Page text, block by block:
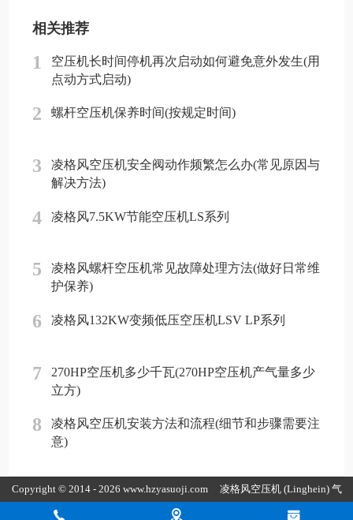
相关推荐
1
空压机长时间停机再次启动如何避免意外发生(用
点动方式启动)
2 螺杆空压机保养时间(按规定时间)
3
凌格风空压机安全阀动作频繁怎么办(常见原因与
解决方法)
4 凌格风7.5KW节能空压机LS系列
5
凌格风螺杆空压机常见故障处理方法(做好日常维
护保养)
6 凌格风132KW变频低压空压机LSV LP系列
7
270HP空压机多少千瓦(270HP空压机产气量多少
立方)
8
凌格风空压机安装方法和流程(细节和步骤需要注
意)
Copyright © 2014 - 2026 www.hzyasuoji.com 凌格风空压机 (Linghein) 气
胜智能装备（深圳）有限公司版权所有
粤ICP备2021072975号